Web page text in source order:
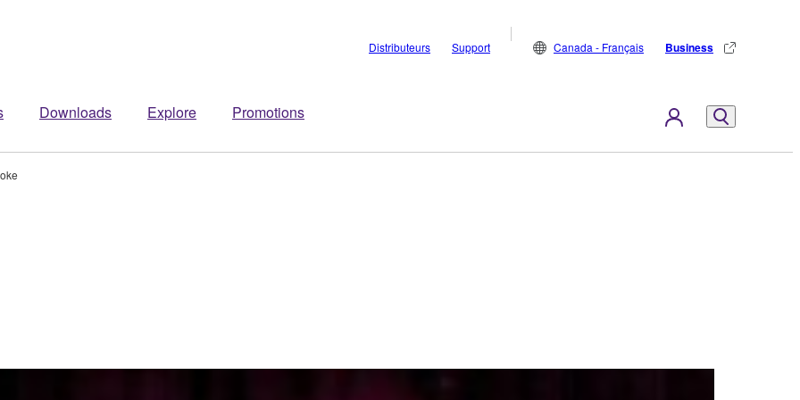
Downloads Explore Promotions
Distributeurs Support Canada - Français Business